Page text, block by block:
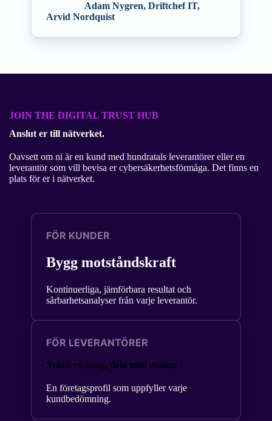
Adam Nygren, Driftchef IT,
Arvid Nordquist
JOIN THE DIGITAL TRUST HUB
Anslut er till nätverket.
Oavsett om ni är en kund med hundratals leverantörer eller en
leverantör som vill bevisa er cybersäkerhetsförmåga. Det finns en
plats för er i nätverket.
FÖR KUNDER
Bygg motståndskraft
Kontinuerliga, jämförbara resultat och
sårbarhetsanalyser från varje leverantör.
FÖR LEVERANTÖRER
Svara en gång, dela med många
En företagsprofil som uppfyller varje
kundbedömning.